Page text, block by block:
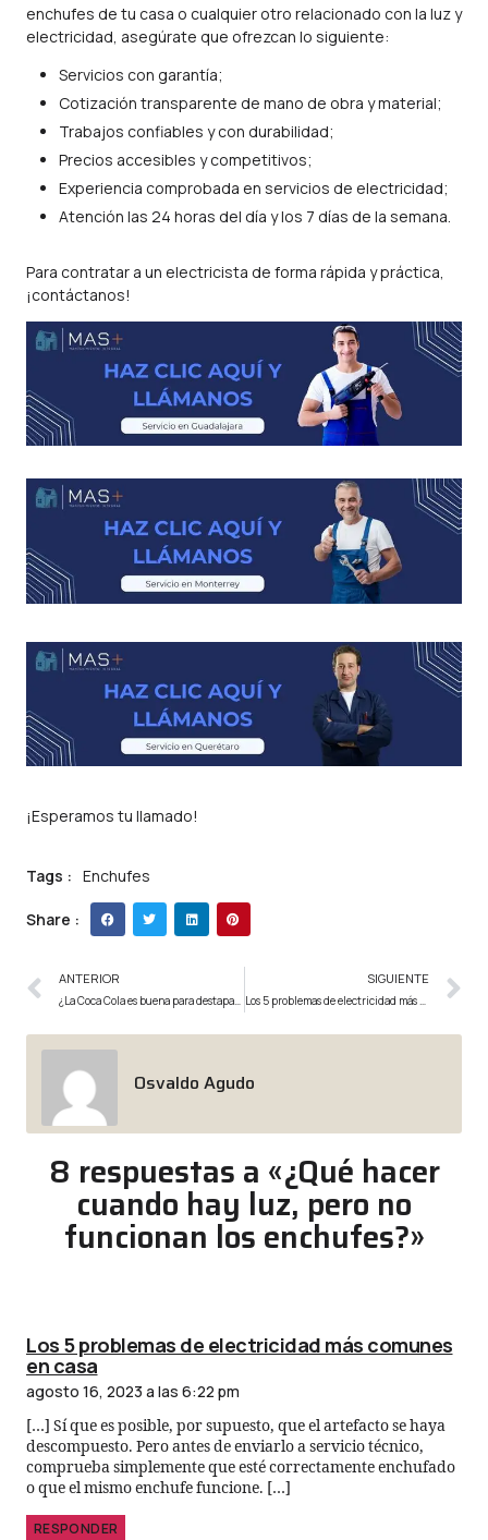
enchufes de tu casa o cualquier otro relacionado con la luz y
electricidad, asegúrate que ofrezcan lo siguiente:
Servicios con garantía;
Cotización transparente de mano de obra y material;
Trabajos confiables y con durabilidad;
Precios accesibles y competitivos;
Experiencia comprobada en servicios de electricidad;
Atención las 24 horas del día y los 7 días de la semana.
Para contratar a un electricista de forma rápida y práctica,
¡contáctanos!
¡Esperamos tu llamado!
Tags : Enchufes
Share :
ANTERIOR
¿La Coca Cola es buena para destapar cañerías?
SIGUIENTE
Los 5 problemas de electricidad más comunes en casa
Osvaldo Agudo
8 respuestas a «¿Qué hacer
cuando hay luz, pero no
funcionan los enchufes?»
Los 5 problemas de electricidad más comunes
en casa
agosto 16, 2023 a las 6:22 pm
[…] Sí que es posible, por supuesto, que el artefacto se haya
descompuesto. Pero antes de enviarlo a servicio técnico,
comprueba simplemente que esté correctamente enchufado
o que el mismo enchufe funcione. […]
RESPONDER